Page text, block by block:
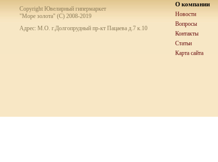
Copyright Ювелирный гипермаркет
"Море золота" (C) 2008-2019
Адрес: М.О. г.Долгопрудный пр-кт Пацаева д.7 к.10
О компании
Новости
Вопросы
Контакты
Статьи
Карта сайта